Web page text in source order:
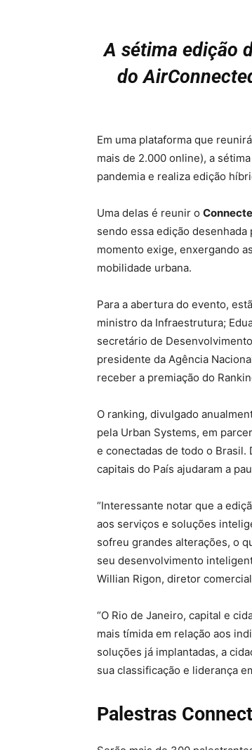
A sétima edição
do
Em uma plataforma que
mais de 2.000 online), a
pandemia e realiza edição
Uma delas é reunir o
sendo essa edição
momento exige, enxergando
mobilidade urbana.
Para a abertura do evento,
ministro da Infraestrutura;
secretário de
presidente da Agência
receber a premiação do
O ranking, divulgado
pela Urban Systems, em
e conectadas de todo o
capitais do País ajudaram a
“Interessante notar que a
aos serviços e soluções
sofreu grandes alterações, o
seu desenvolvimento
Willian Rigon, diretor
“O Rio de Janeiro, capital e
mais tímida em relação aos
soluções já implantadas, a
sua classificação e liderança
Palestras